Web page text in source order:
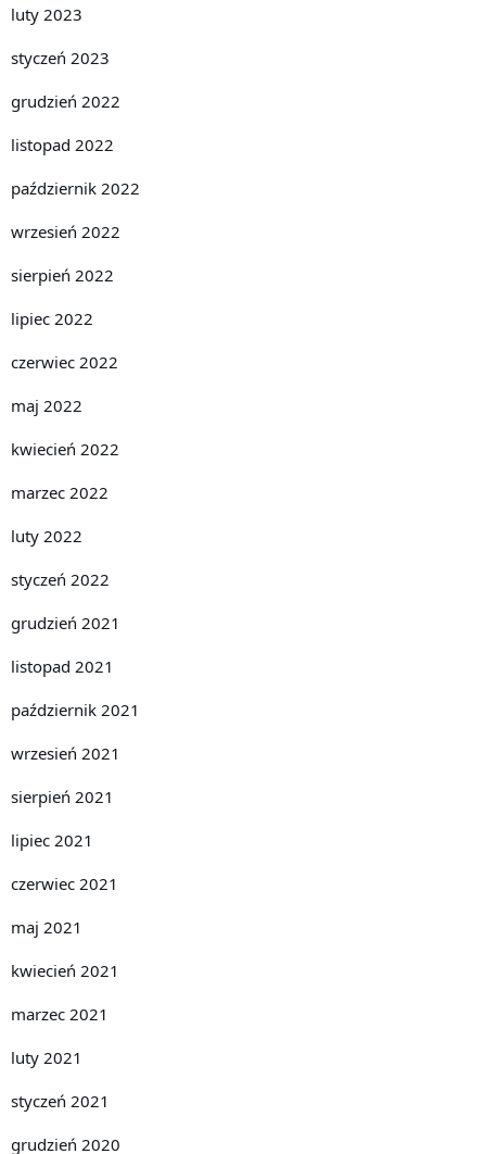
luty 2023
styczeń 2023
grudzień 2022
listopad 2022
październik 2022
wrzesień 2022
sierpień 2022
lipiec 2022
czerwiec 2022
maj 2022
kwiecień 2022
marzec 2022
luty 2022
styczeń 2022
grudzień 2021
listopad 2021
październik 2021
wrzesień 2021
sierpień 2021
lipiec 2021
czerwiec 2021
maj 2021
kwiecień 2021
marzec 2021
luty 2021
styczeń 2021
grudzień 2020